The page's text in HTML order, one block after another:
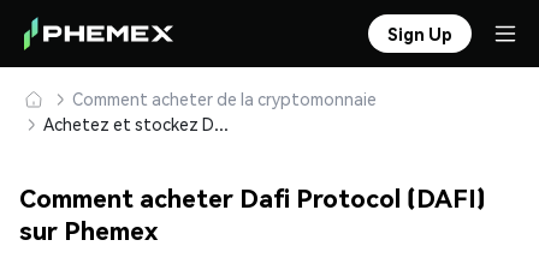
Sign Up
Comment acheter de la cryptomonnaie
Achetez et stockez Dafi Protocol (DAFI) en toute sécurité
Comment acheter Dafi Protocol (DAFI)
sur Phemex